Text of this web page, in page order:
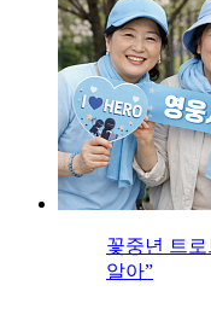
꽃중년 트
알아”